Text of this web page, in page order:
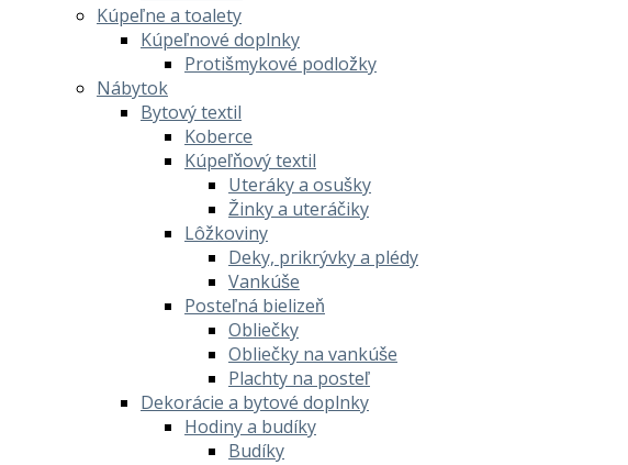
Kúpeľne a toalety
Kúpeľnové doplnky
Protišmykové podložky
Nábytok
Bytový textil
Koberce
Kúpeľňový textil
Uteráky a osušky
Žinky a uteráčiky
Lôžkoviny
Deky, prikrývky a plédy
Vankúše
Posteľná bielizeň
Obliečky
Obliečky na vankúše
Plachty na posteľ
Dekorácie a bytové doplnky
Hodiny a budíky
Budíky